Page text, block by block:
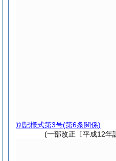
別記様式第3号(第6条関係)
(一部改正〔平成12年